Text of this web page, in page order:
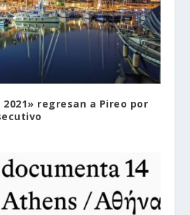
regresan a Pireo por